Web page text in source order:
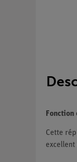
Fonction
Cette